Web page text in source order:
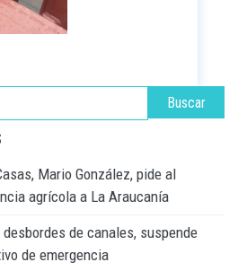
Mario González, pide al
agrícola a La Araucanía
de canales, suspende
de emergencia